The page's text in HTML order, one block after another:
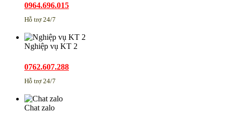
0964.696.015
Hỗ trợ 24/7
Nghiệp vụ KT 2
0762.607.288
Hỗ trợ 24/7
Chat zalo